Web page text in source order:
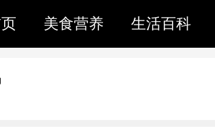
美食营养 生活百科